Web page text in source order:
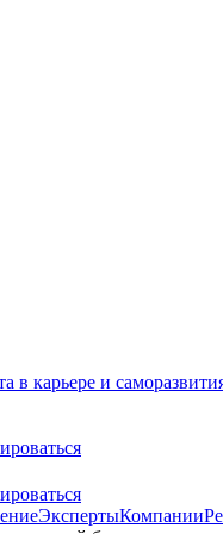
в карьере и
ЭкспертыКомпании